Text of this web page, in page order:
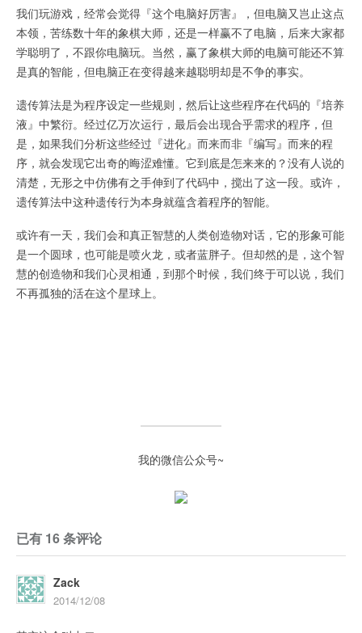
我们玩游戏，经常会觉得『这个电脑好厉害』，但电脑又岂止这点
本领，苦练数十年的象棋大师，还是一样赢不了电脑，后来大家都
学聪明了，不跟你电脑玩。当然，赢了象棋大师的电脑可能还不算
是真的智能，但电脑正在变得越来越聪明却是不争的事实。
遗传算法是为程序设定一些规则，然后让这些程序在代码的『培养
液』中繁衍。经过亿万次运行，最后会出现合乎需求的程序，但
是，如果我们分析这些经过『进化』而来而非『编写』而来的程
序，就会发现它出奇的晦涩难懂。它到底是怎来来的？没有人说的
清楚，无形之中仿佛有之手伸到了代码中，搅出了这一段。或许，
遗传算法中这种遗传行为本身就蕴含着程序的智能。
或许有一天，我们会和真正智慧的人类创造物对话，它的形象可能
是一个圆球，也可能是喷火龙，或者蓝胖子。但却然的是，这个智
慧的创造物和我们心灵相通，到那个时候，我们终于可以说，我们
不再孤独的活在这个星球上。
我的微信公众号~
已有 16 条评论
Zack
2014/12/08